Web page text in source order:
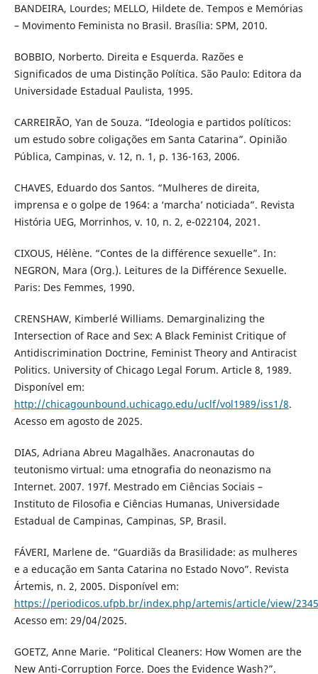
BANDEIRA, Lourdes; MELLO, Hildete de. Tempos e Memórias
– Movimento Feminista no Brasil. Brasília: SPM, 2010.
BOBBIO, Norberto. Direita e Esquerda. Razões e
Significados de uma Distinção Política. São Paulo: Editora da
Universidade Estadual Paulista, 1995.
CARREIRÃO, Yan de Souza. “Ideologia e partidos políticos:
um estudo sobre coligações em Santa Catarina”. Opinião
Pública, Campinas, v. 12, n. 1, p. 136-163, 2006.
CHAVES, Eduardo dos Santos. “Mulheres de direita,
imprensa e o golpe de 1964: a ‘marcha’ noticiada”. Revista
História UEG, Morrinhos, v. 10, n. 2, e-022104, 2021.
CIXOUS, Hélène. “Contes de la différence sexuelle”. In:
NEGRON, Mara (Org.). Leitures de la Différence Sexuelle.
Paris: Des Femmes, 1990.
CRENSHAW, Kimberlé Williams. Demarginalizing the
Intersection of Race and Sex: A Black Feminist Critique of
Antidiscrimination Doctrine, Feminist Theory and Antiracist
Politics. University of Chicago Legal Forum. Article 8, 1989.
Disponível em:
http://chicagounbound.uchicago.edu/uclf/vol1989/iss1/8.
Acesso em agosto de 2025.
DIAS, Adriana Abreu Magalhães. Anacronautas do
teutonismo virtual: uma etnografia do neonazismo na
Internet. 2007. 197f. Mestrado em Ciências Sociais –
Instituto de Filosofia e Ciências Humanas, Universidade
Estadual de Campinas, Campinas, SP, Brasil.
FÁVERI, Marlene de. “Guardiãs da Brasilidade: as mulheres
e a educação em Santa Catarina no Estado Novo”. Revista
Ártemis, n. 2, 2005. Disponível em:
https://periodicos.ufpb.br/index.php/artemis/article/view/2345
Acesso em: 29/04/2025.
GOETZ, Anne Marie. “Political Cleaners: How Women are the
New Anti-Corruption Force. Does the Evidence Wash?”.